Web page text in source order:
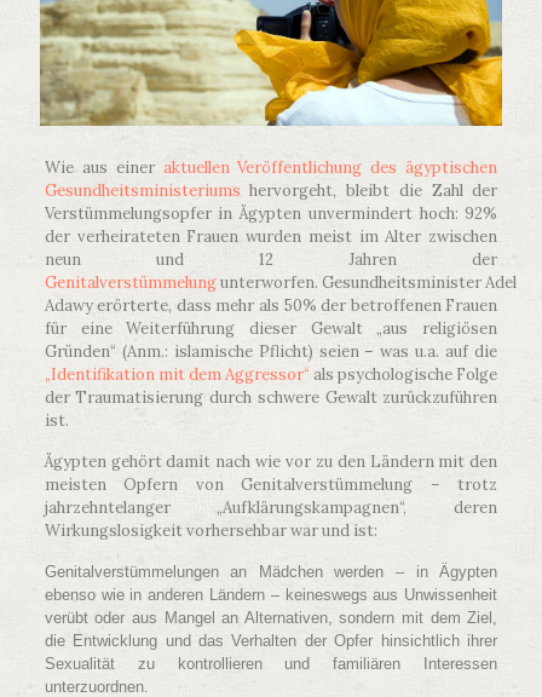
Wie aus einer aktuellen Veröffentlichung des ägyptischen
Gesundheitsministeriums hervorgeht, bleibt die Zahl der
Verstümmelungsopfer in Ägypten unvermindert hoch: 92%
der verheirateten Frauen wurden meist im Alter zwischen
neun und 12 Jahren der
Genitalverstümmelungunterworfen. Gesundheitsminister Adel
Adawy erörterte, dass mehr als 50% der betroffenen Frauen
für eine Weiterführung dieser Gewalt „aus religiösen
Gründen“ (Anm.: islamische Pflicht) seien – was u.a. auf die
„Identifikation mit dem Aggressor“ als psychologische Folge
der Traumatisierung durch schwere Gewalt zurückzuführen
ist.
Ägypten gehört damit nach wie vor zu den Ländern mit den
meisten Opfern von Genitalverstümmelung – trotz
jahrzehntelanger „Aufklärungskampagnen“, deren
Wirkungslosigkeit vorhersehbar war und ist:
Genitalverstümmelungen an Mädchen werden – in Ägypten
ebenso wie in anderen Ländern – keineswegs aus Unwissenheit
verübt oder aus Mangel an Alternativen, sondern mit dem Ziel,
die Entwicklung und das Verhalten der Opfer hinsichtlich ihrer
Sexualität zu kontrollieren und familiären Interessen
unterzuordnen.